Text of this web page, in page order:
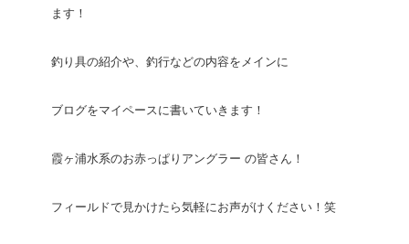
ます！
釣り具の紹介や、釣行などの内容をメインに
ブログをマイペースに書いていきます！​
霞ヶ浦水系のお赤っぱりアングラー の皆さん！
フィールドで見かけたら気軽にお声がけください！笑